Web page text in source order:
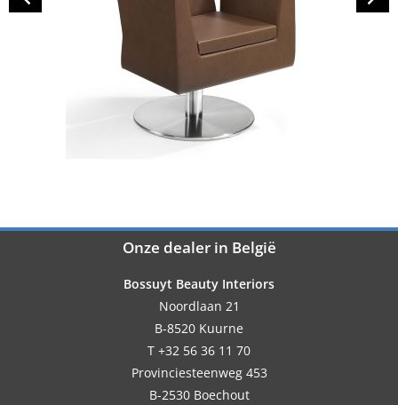
Onze dealer in België
Bossuyt Beauty Interiors
Noordlaan 21
B-8520 Kuurne
T +32 56 36 11 70
Provinciesteenweg 453
B-2530 Boechout